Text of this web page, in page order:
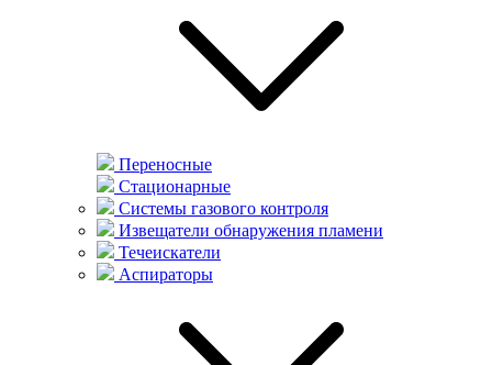
Переносные
Стационарные
Системы газового контроля
Извещатели обнаружения пламени
Течеискатели
Аспираторы